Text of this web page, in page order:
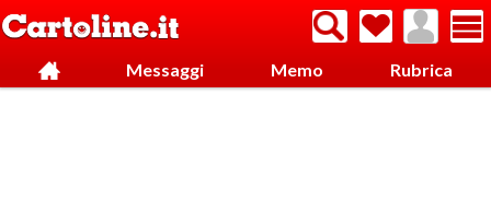
Messaggi Memo Rubrica